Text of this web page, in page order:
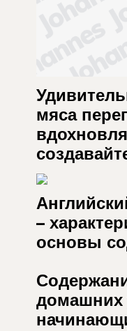
мяса
–
основы
домашних